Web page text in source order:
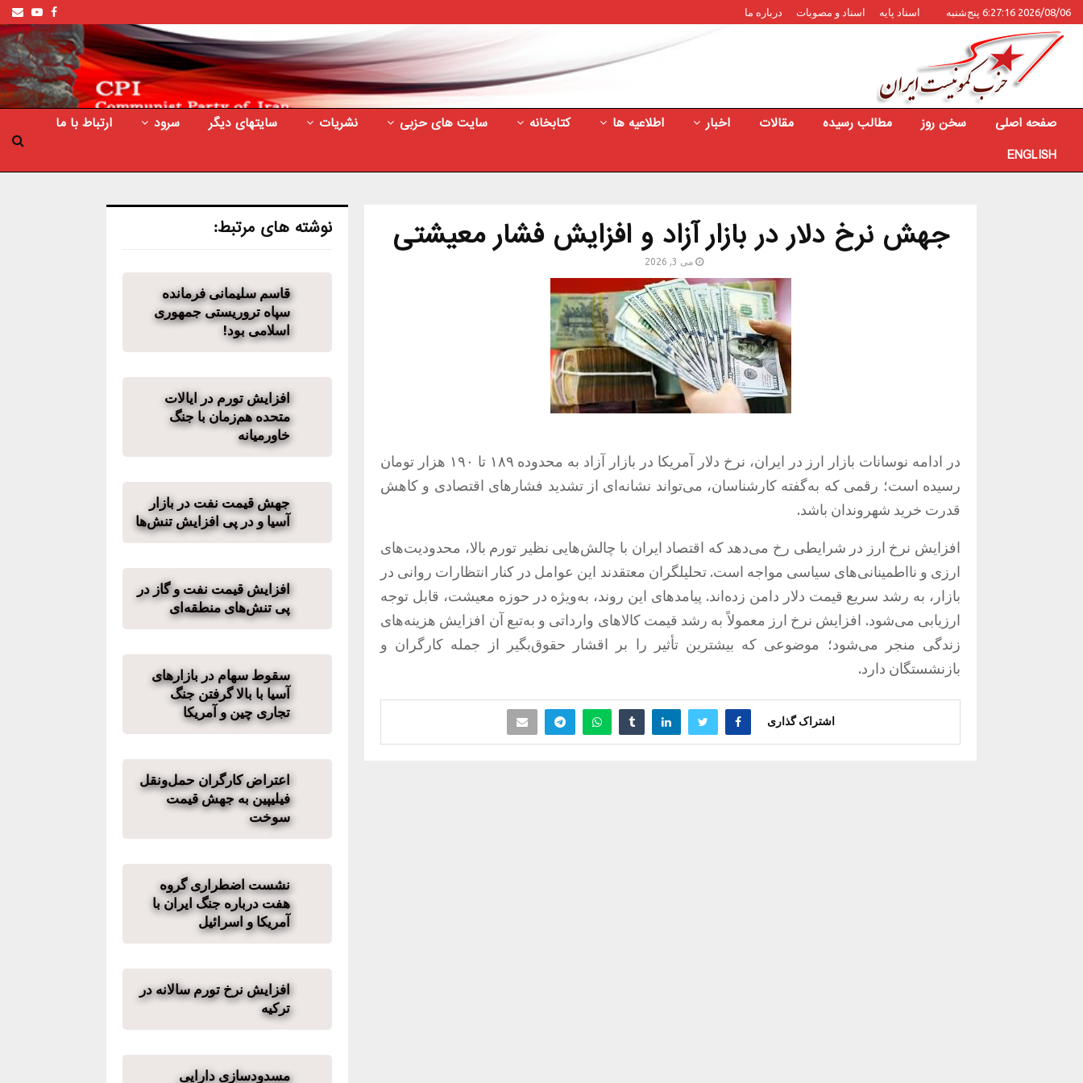
2026/08/06 6:27:16 پنج‌شنبه اسناد پایه اسناد و مصوبات درباره ما Facebook
صفحه اصلی سخن روز مطالب رسیده مقالات اخبار اطلاعیه ها کتابخانه سایت های حزبی نشریات سایتهای دیگر سرود
ارتباط با ما
ENGLISH
جهش نرخ دلار در بازار آزاد و افزایش فشار معیشتی
می 3, 2026
در ادامه نوسانات بازار ارز در ایران، نرخ دلار آمریکا در بازار آزاد به محدوده ۱۸۹ تا ۱۹۰ هزار تومان
رسیده است؛ رقمی که به‌گفته کارشناسان، می‌تواند نشانه‌ای از تشدید فشارهای اقتصادی و کاهش
قدرت خرید شهروندان باشد.
افزایش نرخ ارز در شرایطی رخ می‌دهد که اقتصاد ایران با چالش‌هایی نظیر تورم بالا، محدودیت‌های
ارزی و نااطمینانی‌های سیاسی مواجه است. تحلیلگران معتقدند این عوامل در کنار انتظارات روانی در
بازار، به رشد سریع قیمت دلار دامن زده‌اند. پیامدهای این روند، به‌ویژه در حوزه معیشت، قابل توجه
ارزیابی می‌شود. افزایش نرخ ارز معمولاً به رشد قیمت کالاهای وارداتی و به‌تبع آن افزایش هزینه‌های
زندگی منجر می‌شود؛ موضوعی که بیشترین تأثیر را بر اقشار حقوق‌بگیر از جمله کارگران و
بازنشستگان دارد.
اشتراک گذاری
نوشته های مرتبط:
قاسم سلیمانی فرمانده
سپاه تروریستی جمهوری
اسلامی بود!
افزایش تورم در ایالات
متحده هم‌زمان با جنگ
خاورمیانه
جهش قیمت نفت در بازار
آسیا و در پی افزایش تنش‌ها
افزایش قیمت نفت و گاز در
پی تنش‌های منطقه‌ای
سقوط سهام در بازارهای
آسیا با بالا گرفتن جنگ
تجاری چین و آمریکا
اعتراض کارگران حمل‌ونقل
فیلیپین به جهش قیمت
سوخت
نشست اضطراری گروه
هفت درباره جنگ ایران با
آمریکا و اسرائیل
افزایش نرخ تورم سالانه در
ترکیه
مسدودسازی دارایی‌